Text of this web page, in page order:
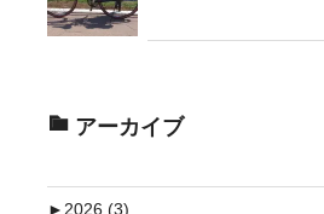
アーカイブ
►2026 (3)